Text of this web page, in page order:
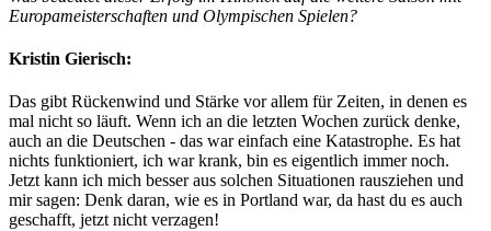
Europameisterschaften und Olympischen Spielen?
Kristin Gierisch:
Das gibt Rückenwind und Stärke vor allem für Zeiten, in denen es
mal nicht so läuft. Wenn ich an die letzten Wochen zurück denke,
auch an die Deutschen - das war einfach eine Katastrophe. Es hat
nichts funktioniert, ich war krank, bin es eigentlich immer noch.
Jetzt kann ich mich besser aus solchen Situationen rausziehen und
mir sagen: Denk daran, wie es in Portland war, da hast du es auch
geschafft, jetzt nicht verzagen!